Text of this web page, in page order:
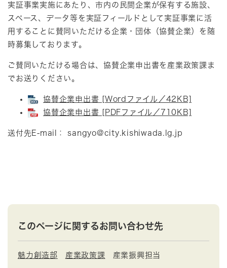
実証事業実施にあたり、市内の民間企業が保有する施設、
スペース、データ等を実証フィールドとして実証事業に活
用することに賛同いただける企業・団体（協賛企業）を随
時募集しております。
ご賛同いただける場合は、協賛企業申出書を産業政策課ま
でお送りください。
協賛企業申出書 [Wordファイル／42KB]
協賛企業申出書 [PDFファイル／710KB]
送付先E-mail：sangyo@city.kishiwada.lg.jp
このページに関するお問い合わせ先
魅力創造部 産業政策課 産業振興担当